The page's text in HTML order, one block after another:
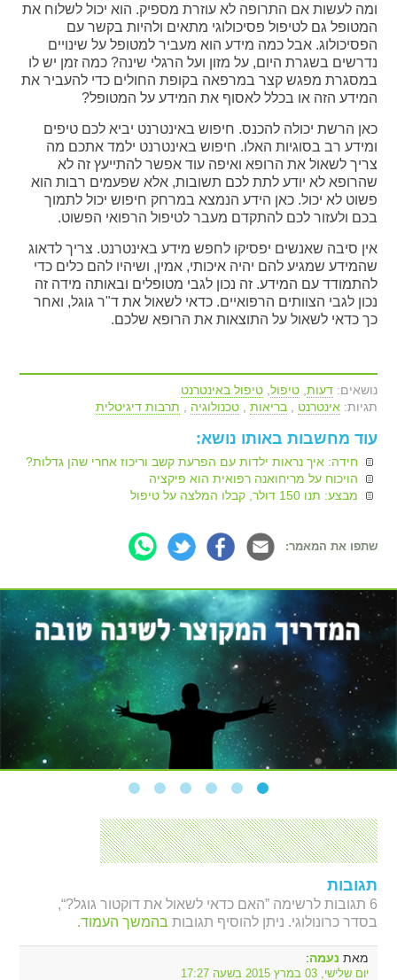
ומה לעשות אם התרופה לא עוזרת מספיק. הוא יכול לשלוח את
המטופל גם לטיפול פסיכולוגי מתאים ולהיות בקשר עם
הפסיכולוג. אבל כמה מידע הוא מעביר למטופל על שינויים
נדרשים בשגרת היום, על מזון ועל הרגלי שינה? כמה זמן יש לו
במסגרת מפגש קצר במרפאה בקופת החולים כדי להעביר את
המידע הזה או בכלל לאסוף את המידע על המטופל?
כאן הרשת יכולה להכנס. חיפוש באינטרנט יביא לכם טיפים
ומידע רב בסוגיות האלו. חיפוש באינטרנט ילמד אתכם מה
צריך לשאול את הרופא ואיפה עוד אפשר להתייעץ זה לא
שהרופא לא יודע לתת לכם תשובות, אלא שפעמים רבות הוא
פשוט לא יכול. כאן הידע הנמצא במרחק חיפוש יכול לתמוך
בכם ולעזור לכם להתקדם מעבר לטיפול הרפואי הפשוט.
אין סיבה שאנשים יפסיקו לחפש מידע באינטרנט. צריך לדאוג
שהמידע שמגיע להם יהיה איכותי, אמין, ושיהיו להם כלים כדי
להתמודד עם המידע. זה נכון לגבי מטופלים ובאותה מידה זה
נכון לגבי הצוותים הרפואיים. כדאי לשאול את ד"ר גוגל, ואחר
כך כדאי לשאול על התוצאות את הרופא שלכם.
נושאים:דעות ,טיפול ,טיפול באינטרנט
תגיות: אינטרנט ,בריאות ,טכנולוגיה תרבות דיגיטלית
עוד מחשבות באותו נושא:
חידה: איך נראות ילדות עם הפרעת קשב וריכוז אחרי שהן גדלות?
הויכוח על מריחואנה רפואית הוא פיקציה
מבצע: תנו 150 דולר, קבלו המלצה על טיפול
שתפו את המאמר:
תגובות
6 תגובות לרשימה ”האם כדאי לשאול את דוקטור גוגל?“,
בסדר כרונולוגי. ניתן להוסיף תגובות בהמשך העמוד.
מאת נעמה:
יום שלישי, 03 במרץ 2015 בשעה 17:27